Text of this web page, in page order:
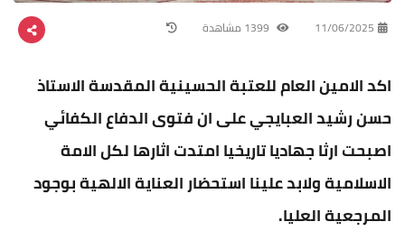
11/06/2025
اكد الامين العام للعتبة الحسينية المقدسة الاستاذ
حسن رشيد العبايجي على ان فتوى الدفاع الكفائي
اصبحت ارثا جهاديا تاريخيا امتدت اثارها لكل الامة
الاسلامية ولابد علينا استحضار العناية الالهية بوجود
المرجعية العليا.